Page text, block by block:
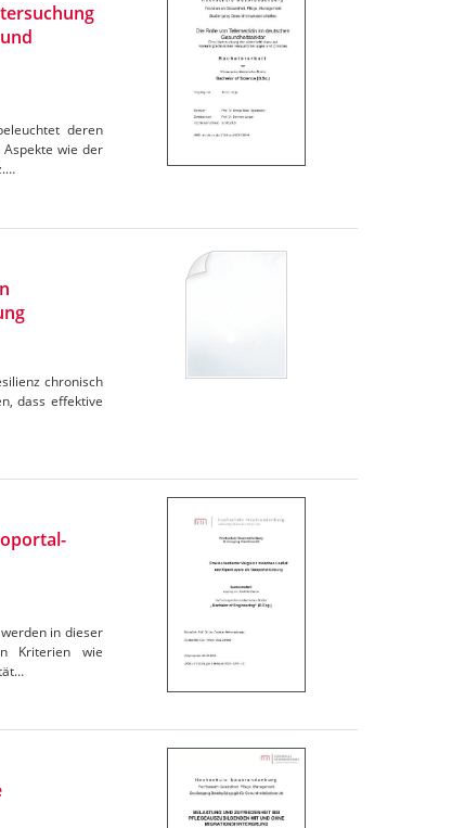
deren
wie der
chronisch
dass effektive
in dieser
Kriterien wie